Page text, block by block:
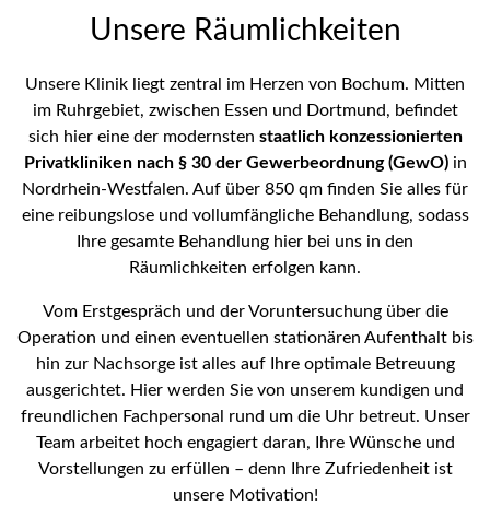
Unsere Räumlichkeiten
Unsere Klinik liegt zentral im Herzen von Bochum. Mitten
im Ruhrgebiet, zwischen Essen und Dortmund, befindet
sich hier eine der modernsten staatlich konzessionierten
Privatkliniken nach § 30 der Gewerbeordnung (GewO)in
Nordrhein-Westfalen. Auf über 850 qm finden Sie alles für
eine reibungslose und vollumfängliche Behandlung, sodass
Ihre gesamte Behandlung hier bei uns in den
Räumlichkeiten erfolgen kann.
Vom Erstgespräch und der Voruntersuchung über die
Operation und einen eventuellen stationären Aufenthalt bis
hin zur Nachsorge ist alles auf Ihre optimale Betreuung
ausgerichtet. Hier werden Sie von unserem kundigen und
freundlichen Fachpersonal rund um die Uhr betreut. Unser
Team arbeitet hoch engagiert daran, Ihre Wünsche und
Vorstellungen zu erfüllen – denn Ihre Zufriedenheit ist
unsere Motivation!